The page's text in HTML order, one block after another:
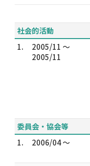
社会的活動
1.
2005/11 ～
2005/11
委員会・協会等
1.
2006/04 ～